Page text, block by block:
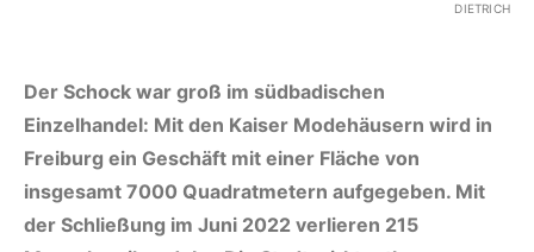
IETRICH
Der Schock war groß im südbadischen
Einzelhandel: Mit den Kaiser Modehäusern wird in
Freiburg ein Geschäft mit einer Fläche von
insgesamt 7000 Quadratmetern aufgegeben. Mit
der Schließung im Juni 2022 verlieren 215